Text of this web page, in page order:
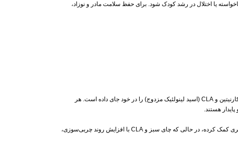
یا اختلال در رشد کودک شود. برای حفظ سلامت مادر و نوزاد،
یک مکمل گیاهی مؤثر برای کمک به کاهش وزن و بهبود متابولیسم بدن است. این محصول ترکیبی از عصاره‌های طبیعی از جمله چای سبز، قهوه سبز، گارسینیا کامبوجیا، ال‌کارنیتین و CLA (اسید لینولئیک مزدوج) را در خود جای داده است. هر
هستند.
با ترکیبات منحصر‌به‌فرد خود به افزایش سوخت‌وساز پایه، به‌ویژه در حالت استراحت، کمک می‌کند. عصاره گارسینیا و قهوه سبز به کنترل اشتهای کاذب و کاهش دریافت کالری کمک کرده، در حالی که چای سبز و CLA با افزایش روند چربی‌سوزی،